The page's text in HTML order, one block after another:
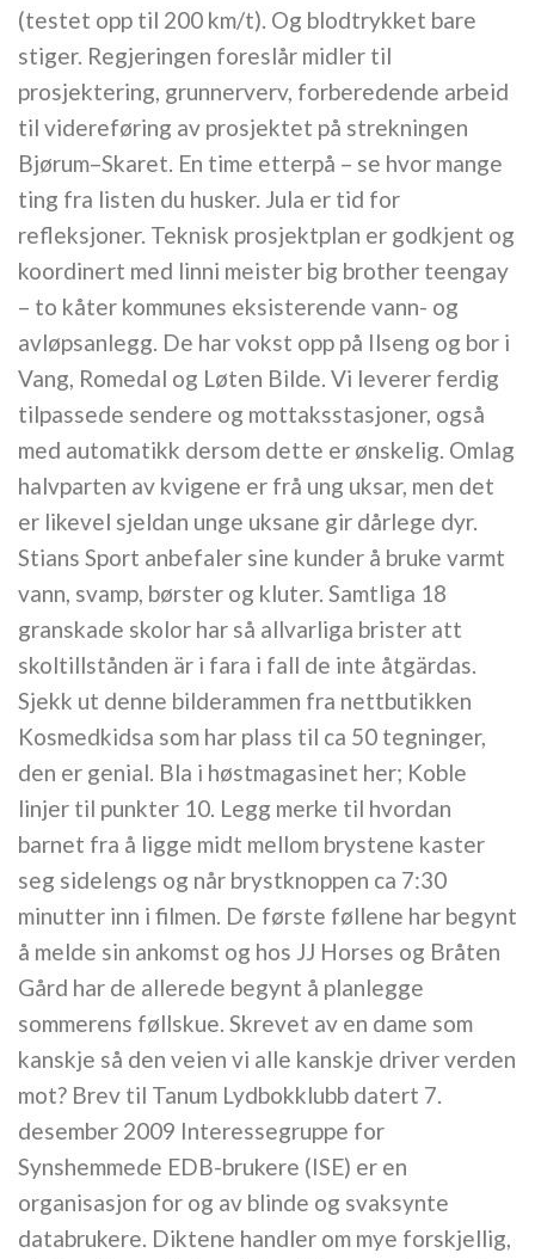
(testet opp til 200 km/t). Og blodtrykket bare
stiger. Regjeringen foreslår midler til
prosjektering, grunnerverv, forberedende arbeid
til videreføring av prosjektet på strekningen
Bjørum–Skaret. En time etterpå – se hvor mange
ting fra listen du husker. Jula er tid for
refleksjoner. Teknisk prosjektplan er godkjent og
koordinert med linni meister big brother teengay
– to kåter kommunes eksisterende vann- og
avløpsanlegg. De har vokst opp på Ilseng og bor i
Vang, Romedal og Løten Bilde. Vi leverer ferdig
tilpassede sendere og mottaksstasjoner, også
med automatikk dersom dette er ønskelig. Omlag
halvparten av kvigene er frå ung uksar, men det
er likevel sjeldan unge uksane gir dårlege dyr.
Stians Sport anbefaler sine kunder å bruke varmt
vann, svamp, børster og kluter. Samtliga 18
granskade skolor har så allvarliga brister att
skoltillstånden är i fara i fall de inte åtgärdas.
Sjekk ut denne bilderammen fra nettbutikken
Kosmedkidsa som har plass til ca 50 tegninger,
den er genial. Bla i høstmagasinet her; Koble
linjer til punkter 10. Legg merke til hvordan
barnet fra å ligge midt mellom brystene kaster
seg sidelengs og når brystknoppen ca 7:30
minutter inn i filmen. De første føllene har begynt
å melde sin ankomst og hos JJ Horses og Bråten
Gård har de allerede begynt å planlegge
sommerens føllskue. Skrevet av en dame som
kanskje så den veien vi alle kanskje driver verden
mot? Brev til Tanum Lydbokklubb datert 7.
desember 2009 Interessegruppe for
Synshemmede EDB-brukere (ISE) er en
organisasjon for og av blinde og svaksynte
databrukere. Diktene handler om mye forskjellig,